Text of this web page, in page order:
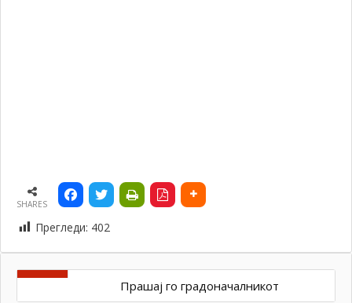
SHARES
Прегледи: 402
Прашај го градоначалникот